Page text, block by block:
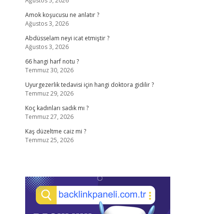
Amok koşucusu ne anlatır ?
Ağustos 3, 2026
Abdüsselam neyi icat etmiştir ?
Ağustos 3, 2026
66 hangi harf notu ?
Temmuz 30, 2026
Uyurgezerlik tedavisi için hangi doktora gidilir ?
Temmuz 29, 2026
Koç kadınları sadık mı ?
Temmuz 27, 2026
Kaş düzeltme caiz mi ?
Temmuz 25, 2026